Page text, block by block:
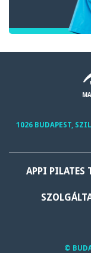
1026 BUDAPEST,
APPI PILATES
©